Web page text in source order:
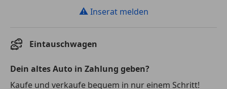
⚠ Inserat melden
Eintauschwagen
Dein altes Auto in Zahlung geben?
Kaufe und verkaufe bequem in nur einem Schritt!